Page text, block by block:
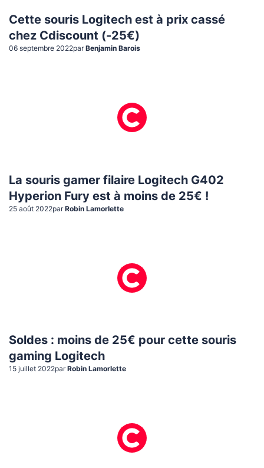
Cette souris Logitech est à prix cassé
chez Cdiscount (-25€)
06 septembre 2022par Benjamin Barois
La souris gamer filaire Logitech G402
Hyperion Fury est à moins de 25€ !
25 août 2022par Robin Lamorlette
Soldes : moins de 25€ pour cette souris
gaming Logitech
15 juillet 2022par Robin Lamorlette